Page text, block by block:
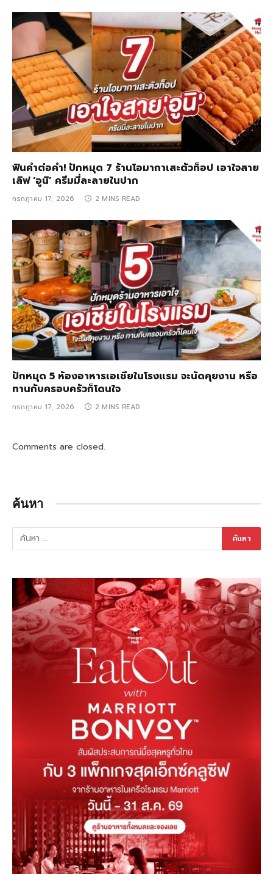
ฟินคำต่อคำ! ปักหมุด 7 ร้านโอมากาเสะตัวท็อป เอาใจสาย
เลิฟ ‘อูนิ’ ครีมมี่ละลายในปาก
กรกฎาคม 17, 2026 2 MINS READ
ปักหมุด 5 ห้องอาหารเอเชียในโรงแรม จะนัดคุยงาน หรือ
ทานกับครอบครัวก็โดนใจ
กรกฎาคม 17, 2026 2 MINS READ
Comments are closed.
ค้นหา